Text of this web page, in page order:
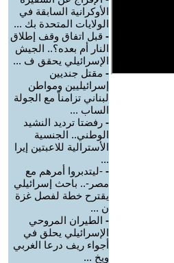
الأوكرانية السابقة في
الولايات المتحدة بك ...
- قبل اتفاق وقف إطلاق
النار أم بعده؟.. الجيش
الإسرائيلي يحقق ف ...
- مقتل جنديين
إسرائيليين ومواطن
لبناني تزامناً مع الجولة
الساب ...
- رفضتا ترديد النشيد
الوطني.. الجنسية
الأسترالية للاعبتين إيرا
...
- -ليتدبروا أمرهم مع
مصر-.. باحث إسرائيلي
يقترح خطة لفصل غزة
ن ...
- الطيران المروحي
الإسرائيلي يحلق في
أجواء ريف درعا الغربي
ويخ ...